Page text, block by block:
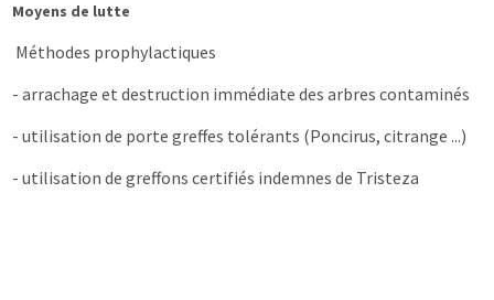
Moyens de lutte
Méthodes prophylactiques
- arrachage et destruction immédiate des arbres contaminés
- utilisation de porte greffes tolérants (Poncirus, citrange ...)
- utilisation de greffons certifiés indemnes de Tristeza